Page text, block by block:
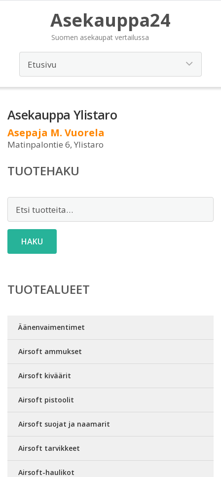
Asekauppa24
Suomen asekaupat vertailussa
Asekauppa Ylistaro
Asepaja M. Vuorela
Matinpalontie 6, Ylistaro
TUOTEHAKU
HAKU
TUOTEALUEET
Äänenvaimentimet
Airsoft ammukset
Airsoft kiväärit
Airsoft pistoolit
Airsoft suojat ja naamarit
Airsoft tarvikkeet
Airsoft-haulikot